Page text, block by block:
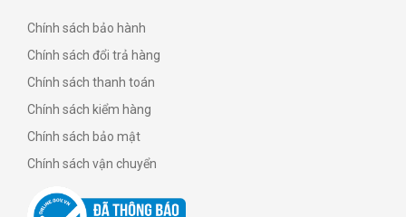
Chính sách bảo hành
Chính sách đổi trả hàng
Chính sách thanh toán
Chính sách kiểm hàng
Chính sách bảo mật
Chính sách vận chuyển